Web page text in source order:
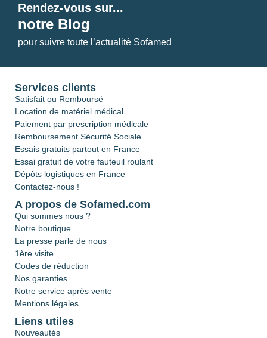
Rendez-vous sur...
notre Blog
pour suivre toute l’actualité Sofamed
Services clients
Satisfait ou Remboursé
Location de matériel médical
Paiement par prescription médicale
Remboursement Sécurité Sociale
Essais gratuits partout en France
Essai gratuit de votre fauteuil roulant
Dépôts logistiques en France
Contactez-nous !
A propos de Sofamed.com
Qui sommes nous ?
Notre boutique
La presse parle de nous
1ère visite
Codes de réduction
Nos garanties
Notre service après vente
Mentions légales
Liens utiles
Nouveautés